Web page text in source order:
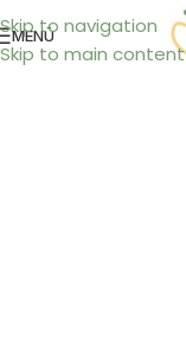
Skip to navigation
Skip to main content
MENÜ